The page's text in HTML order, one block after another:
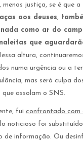
menos justiça, se é que a
aos deuses,
como ar do
que
altura,
numa urgência ou a
mas será culpa
assolam o SNS.
fui confrontado com
noticioso foi
de informação. Ou